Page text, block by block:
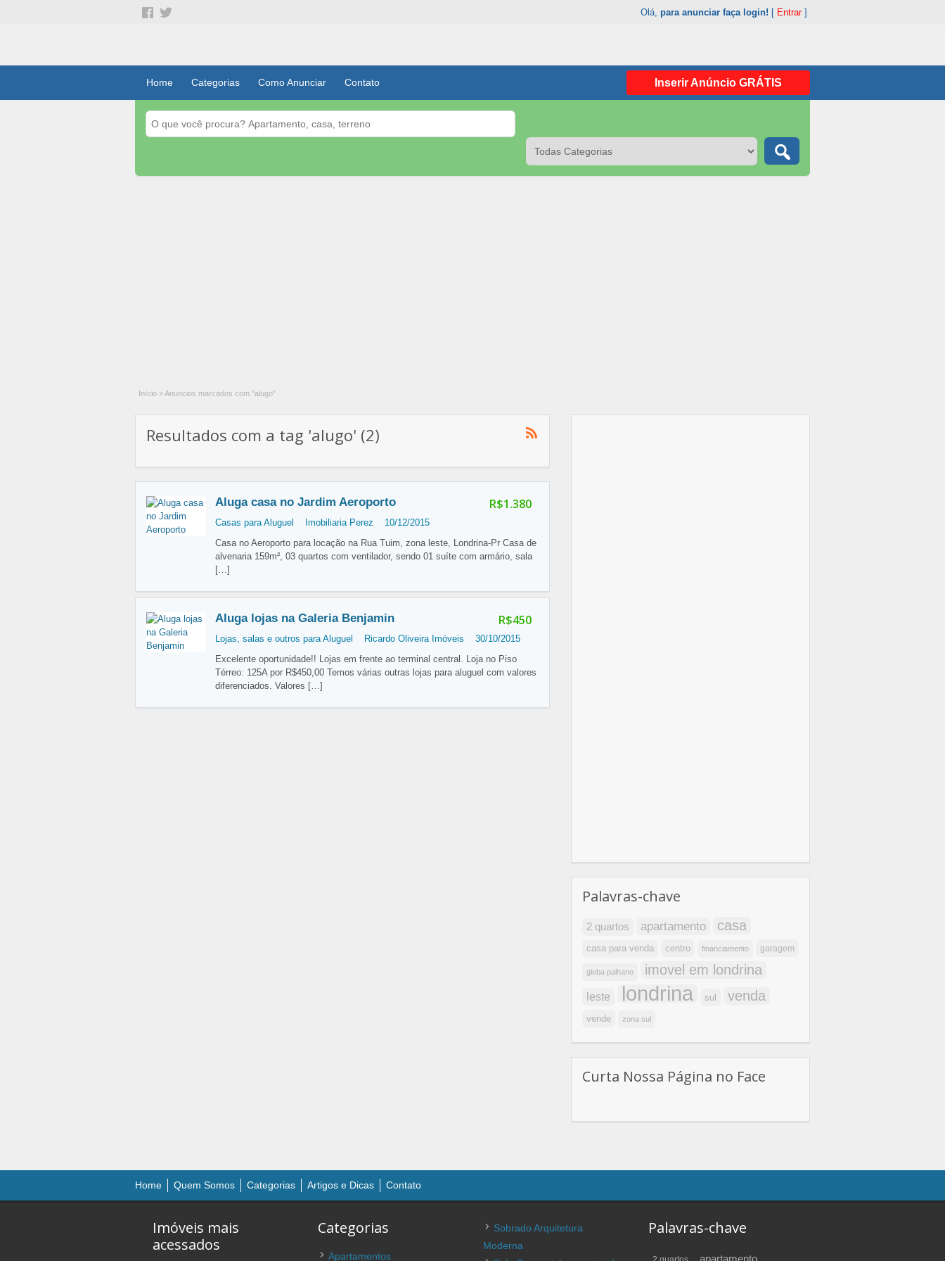
Olá, para anunciar faça login! [ Entrar]
Home Categorias Como Anunciar Contato Inserir Anúncio GRÁTIS
Início »Anúncios marcados com "alugo"
Resultados com a tag 'alugo' (2)
R$1.380
Aluga casa no Jardim Aeroporto
Casas para Aluguel Imobiliaria Perez
10/12/2015
Casa no Aeroporto para locação na Rua Tuim, zona leste, Londrina-Pr Casa de
alvenaria 159m², 03 quartos com ventilador, sendo 01 suíte com armário, sala
[…]
R$450
Aluga lojas na Galeria Benjamin
Lojas, salas e outros para Aluguel Ricardo Oliveira Imóveis
30/10/2015
Excelente oportunidade!! Lojas em frente ao terminal central. Loja no Piso
Térreo: 125A por R$450,00 Temos várias outras lojas para aluguel com valores
diferenciados. Valores […]
Palavras-chave
2 quartos apartamento casa
casa para venda centro financiamento garagem
gleba palhano imovel em londrina
leste londrina sul venda
vende zona sul
Curta Nossa Página no Face
Home Quem Somos Categorias Artigos e Dicas Contato
Imóveis mais
acessados
Categorias
Apartamentos
Sobrado Arquitetura
Moderna
Palavras-chave
apartamento